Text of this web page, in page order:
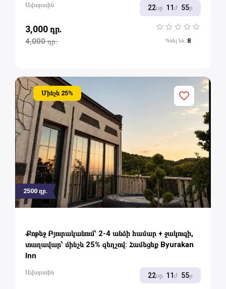
Ավարտին 22օր 11ժ 55ր
3,000 դր.
4,000 դր. 1 Star
2 Stars
3 Stars4 Stars
Գնել են:8
Մինչև 25%
2500 դր.
Քոթեջ Բյուրականում՝ 2-4 անձի համար + ջակուզի,
տաղավար՝ մինչև 25% զեղչով: Համեցեք Byurakan
Inn
Ավարտին 22օր 11ժ 55ր